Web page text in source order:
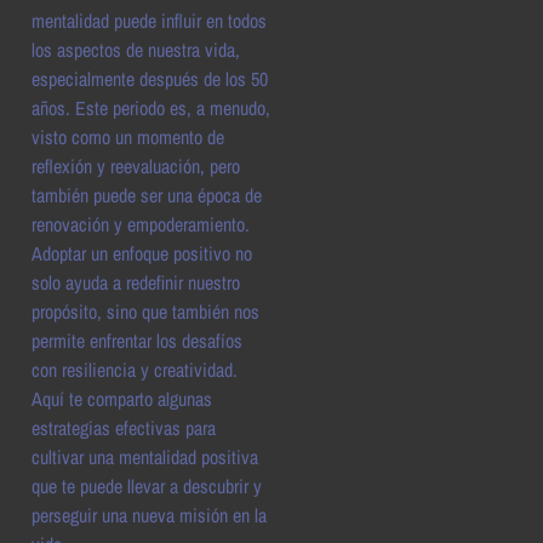
mentalidad puede influir en todos
los aspectos de nuestra vida,
especialmente después de los 50
años. Este periodo es, a menudo,
visto como un momento de
reflexión y reevaluación, pero
también puede ser una época de
renovación y empoderamiento.
Adoptar un enfoque positivo no
solo ayuda a redefinir nuestro
propósito, sino que también nos
permite enfrentar los desafíos
con resiliencia y creatividad.
Aquí te comparto algunas
estrategias efectivas para
cultivar una mentalidad positiva
que te puede llevar a descubrir y
perseguir una nueva misión en la